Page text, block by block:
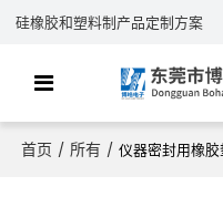
硅橡胶和塑料制产品定制方案
首页 / 所有 / 仪器密封用橡胶